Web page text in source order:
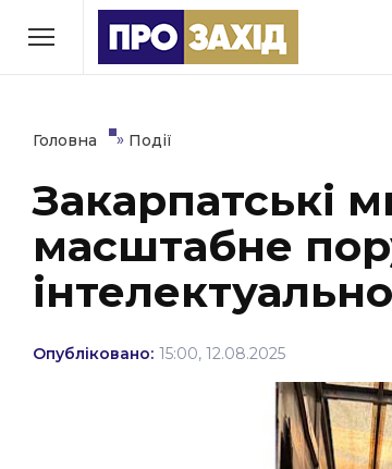
РУБРИКИ
Економіка
Політика Соціум
Втрачений Ужгород
ЗАКАРПАТСЬКІ НОВИНИ
Головна » Події
Закарпатські
масштабне
Опубліковано: 15:00, 12.08.2025